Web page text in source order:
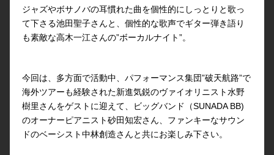
ジャズやボサノバの耳慣れた曲を個性的にしっとりと歌っ
て下さる池田聖子さんと、個性的な歌声でギター弾き語り
も素敵な高木一江さんの”ボーカルナイト”。
今回は、多方面で活動中、パフォーマンス集団”破天航路”で
海外ツアーも経験された新進気鋭のヴァイオリニスト水野
樹里さんをゲストに迎えて、ビッグバンド（SUNADA BB)
のオーナーピアニスト砂田知宏さん、ファンキーなサウン
ドのベーシスト中林創造さんと共にお楽しみ下さい。